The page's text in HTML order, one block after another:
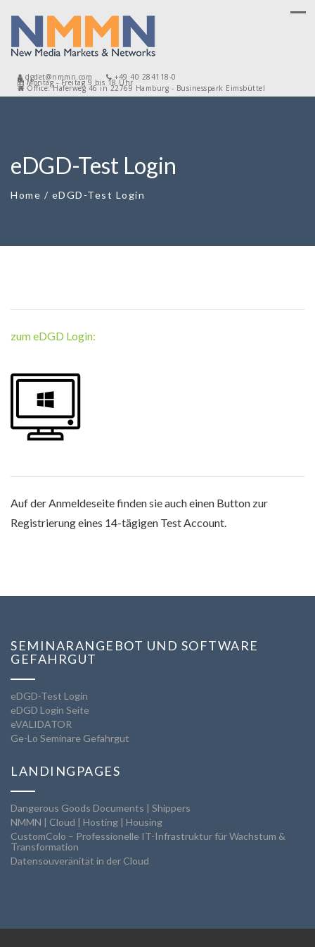
dgdet@nmmn.com +49 40 284118-0
Montag - Freitag 9 bis 18 Uhr
Office: Haferweg 46 in 22769 Hamburg - Businesspark Eimsbüttel
eDGD-Test Login
Home / eDGD-Test Login
zum eDGD Login:
Auf der Anmeldeseite finden sie auch einen Button zur
Registrierung eines 14-tägigen Test Account.
SEMINARANGEBOT UND SOFTWARE
GEFAHRGUT
eDGD-Test Login
eDGD Login Seite
eVALIDATOR
Ge-Lo Seminare Gefahrgut
LANDINGPAGES
Dangerous Goods Documents | Shippers
NMMN | Cloud | Hosting | Housing
CustomColo – Professionelle IT-Infrastruktur für Wachstum &
Transformation
Datensouveränität in der Cloud